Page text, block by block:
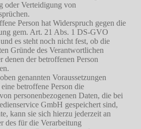
oder Verteidigung von
Person hat Widerspruch gegen die
gem. Art. 21 Abs. 1 DS-GVO
es steht noch nicht fest, ob die
Gründe des Verantwortlichen
denen der betroffenen Person
genannten Voraussetzungen
betroffene Person die
personenbezogenen Daten, die bei
GmbH gespeichert sind,
kann sie sich hierzu jederzeit an
des für die Verarbeitung